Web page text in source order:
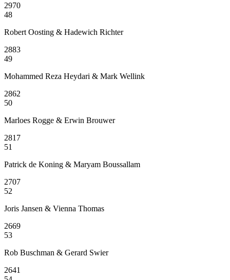
2970
48
Robert Oosting & Hadewich Richter
2883
49
Mohammed Reza Heydari & Mark Wellink
2862
50
Marloes Rogge & Erwin Brouwer
2817
51
Patrick de Koning & Maryam Boussallam
2707
52
Joris Jansen & Vienna Thomas
2669
53
Rob Buschman & Gerard Swier
2641